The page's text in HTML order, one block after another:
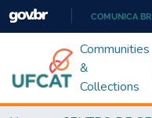
COMUNICA BR
Communities
&
Collections